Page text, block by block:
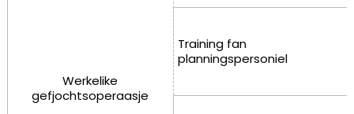
Werkelike
gefjochtsoperaasje
Training fan
planningspersoniel